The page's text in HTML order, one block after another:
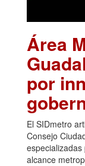
Área
por
El SIDmetro
Consejo
alcance